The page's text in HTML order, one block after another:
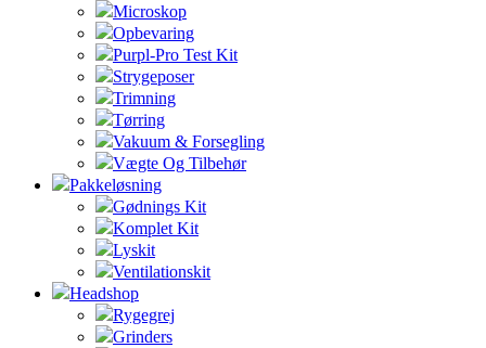
Microskop
Opbevaring
Purpl-Pro Test Kit
Strygeposer
Trimning
Tørring
Vakuum & Forsegling
Vægte Og Tilbehør
Pakkeløsning
Gødnings Kit
Komplet Kit
Lyskit
Ventilationskit
Headshop
Rygegrej
Grinders